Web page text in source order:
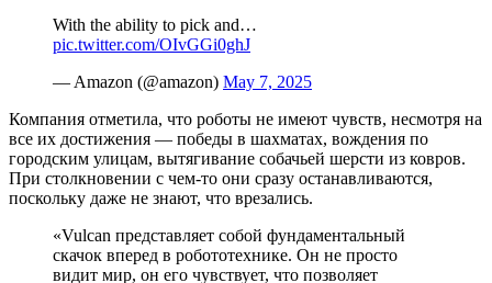
With the ability to pick and…
pic.twitter.com/OIvGGi0ghJ
— Amazon (@amazon) May 7, 2025
Компания отметила, что роботы не имеют чувств, несмотря на
все их достижения — победы в шахматах, вождения по
городским улицам, вытягивание собачьей шерсти из ковров.
При столкновении с чем-то они сразу останавливаются,
поскольку даже не знают, что врезались.
«Vulcan представляет собой фундаментальный
скачок вперед в робототехнике. Он не просто
видит мир, он его чувствует, что позволяет